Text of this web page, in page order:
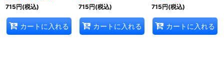
715円(税込)
カートに入れる
715円(税込)
カートに入れる
715円(税込)
カートに入れる